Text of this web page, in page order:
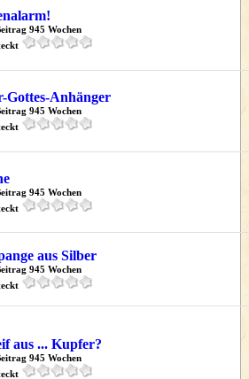
945 Wochen
Gottes-Anhänger
945 Wochen
945 Wochen
aus Silber
945 Wochen
aus ... Kupfer?
945 Wochen